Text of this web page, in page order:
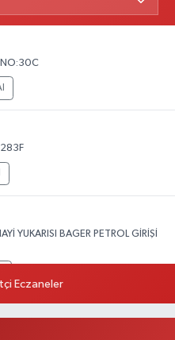
YUKARISI BAGER PETROL GİRİŞİ
Eczaneler